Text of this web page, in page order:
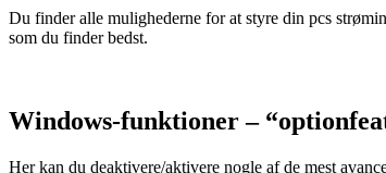
Du finder alle mulighederne for at styre din pcs
som du finder bedst.
Windows-funktioner –
Her kan du deaktivere/aktivere nogle af de mest